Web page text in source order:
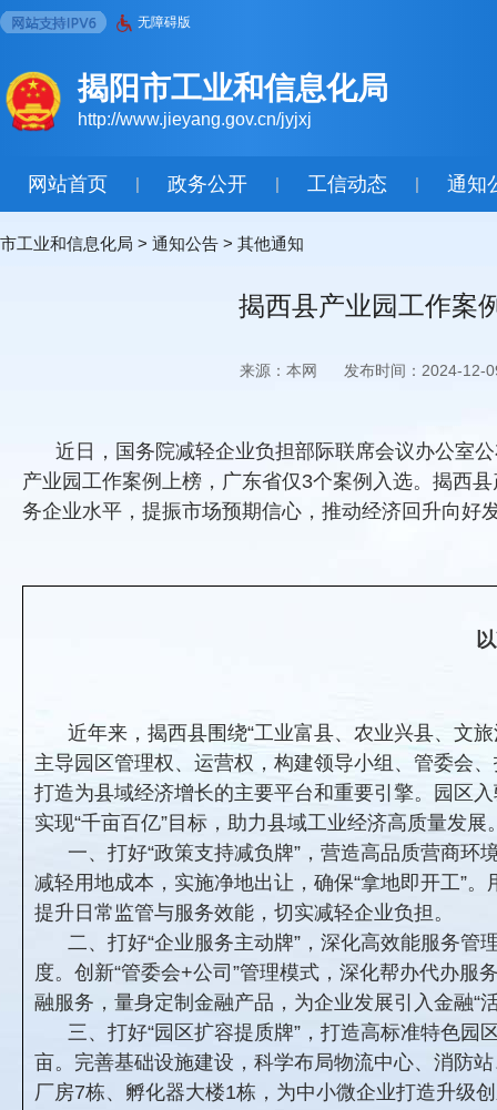
无障碍版
揭阳市工业和信息化局
http://www.jieyang.gov.cn/jyjxj
网站首页 | 政务公开 | 工信动态 | 通知
市工业和信息化局 > 通知公告 > 其他通知
揭西县产业园工作案
来源：本网 发布时间：2024-12-
近日，国务院减轻企业负担部际联席会议办公室
产业园工作案例上榜，广东省仅3个案例入选。揭西
务企业水平，提振市场预期信心，推动经济回升向好
近年来，揭西县围绕“工业富县、农业兴县、文
主导园区管理权、运营权，构建领导小组、管委会
打造为县域经济增长的主要平台和重要引擎。园区
实现“千亩百亿”目标，助力县域工业经济高质量发展
一、打好“政策支持减负牌”，营造高品质营商
减轻用地成本，实施净地出让，确保“拿地即开工”
提升日常监管与服务效能，切实减轻企业负担。
二、打好“企业服务主动牌”，深化高效能服务管
度。创新“管委会+公司”管理模式，深化帮办代办
融服务，量身定制金融产品，为企业发展引入金融“
三、打好“园区扩容提质牌”，打造高标准特色
亩。完善基础设施建设，科学布局物流中心、消防
厂房7栋、孵化器大楼1栋，为中小微企业打造升级